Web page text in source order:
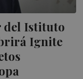
del Istituto
Ignite